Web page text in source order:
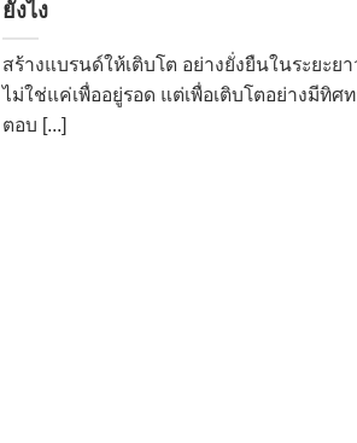
ยังไง
สร้างแบรนด์ให้เติบโต อย่างยั่งยืนในระยะย
ไม่ใช่แค่เพื่ออยู่รอด แต่เพื่อเติบโตอย่างมีทิ
ตอบ [...]